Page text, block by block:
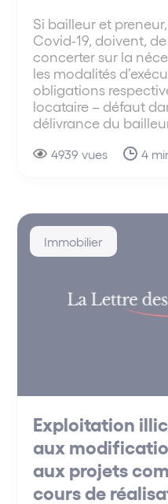
Si bailleur et
Covid-19, doivent,
concerter sur la
les modalités
obligations
locataire – défaut
délivrance du bailleur
4939 vues 4
Immobilier
Exploitation
aux
aux projets
cours de